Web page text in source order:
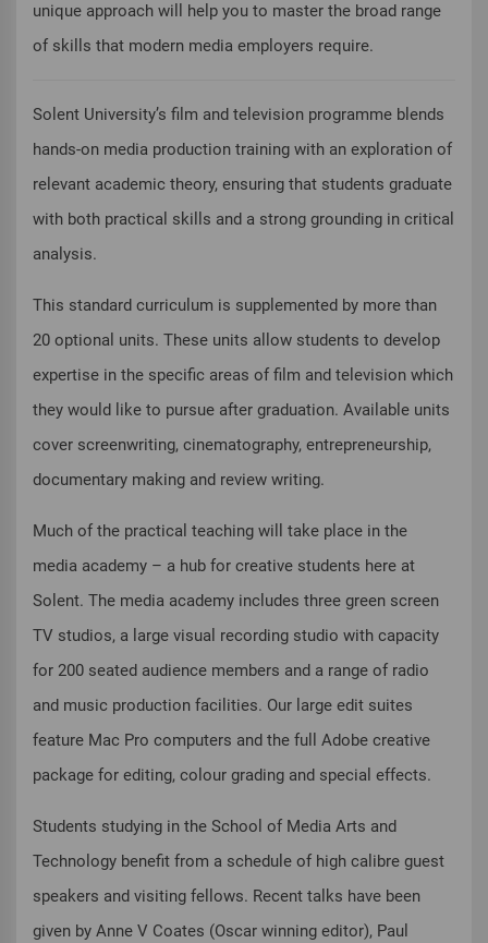
unique approach will help you to master the broad range
of skills that modern media employers require.
Solent University’s film and television programme blends
hands-on media production training with an exploration of
relevant academic theory, ensuring that students graduate
with both practical skills and a strong grounding in critical
analysis.
This standard curriculum is supplemented by more than
20 optional units. These units allow students to develop
expertise in the specific areas of film and television which
they would like to pursue after graduation. Available units
cover screenwriting, cinematography, entrepreneurship,
documentary making and review writing.
Much of the practical teaching will take place in the
media academy – a hub for creative students here at
Solent. The media academy includes three green screen
TV studios, a large visual recording studio with capacity
for 200 seated audience members and a range of radio
and music production facilities. Our large edit suites
feature Mac Pro computers and the full Adobe creative
package for editing, colour grading and special effects.
Students studying in the School of Media Arts and
Technology benefit from a schedule of high calibre guest
speakers and visiting fellows. Recent talks have been
given by Anne V Coates (Oscar winning editor), Paul